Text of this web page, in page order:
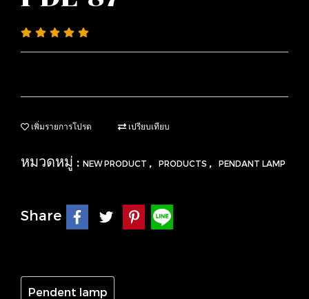
เพิ่มรายการโปรด เปรียบเทียบ
หมวดหมู่ : NEW PRODUCT , PRODUCTS , PENDANT LAMP
Share
Pendent lamp